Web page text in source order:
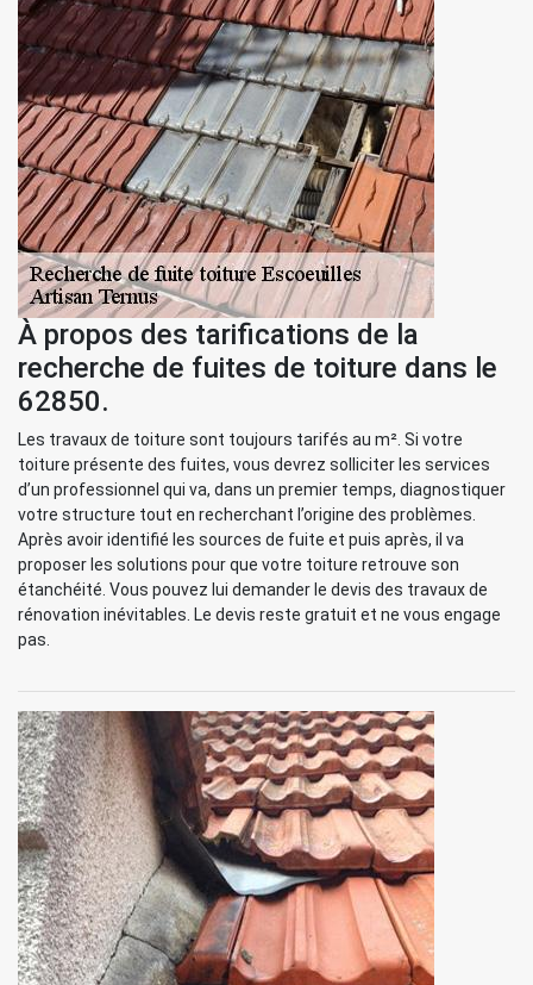
À propos des tarifications de la
recherche de fuites de toiture dans le
62850.
Les travaux de toiture sont toujours tarifés au m². Si votre
toiture présente des fuites, vous devrez solliciter les services
d’un professionnel qui va, dans un premier temps, diagnostiquer
votre structure tout en recherchant l’origine des problèmes.
Après avoir identifié les sources de fuite et puis après, il va
proposer les solutions pour que votre toiture retrouve son
étanchéité. Vous pouvez lui demander le devis des travaux de
rénovation inévitables. Le devis reste gratuit et ne vous engage
pas.